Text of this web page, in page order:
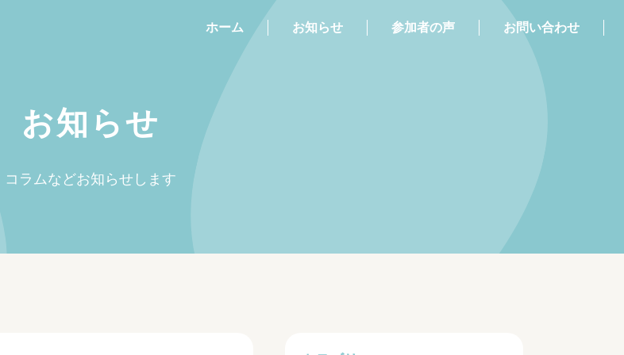
ホーム お知らせ 参加者の声 お問い合わせ
お知らせ
コラムなどお知らせします